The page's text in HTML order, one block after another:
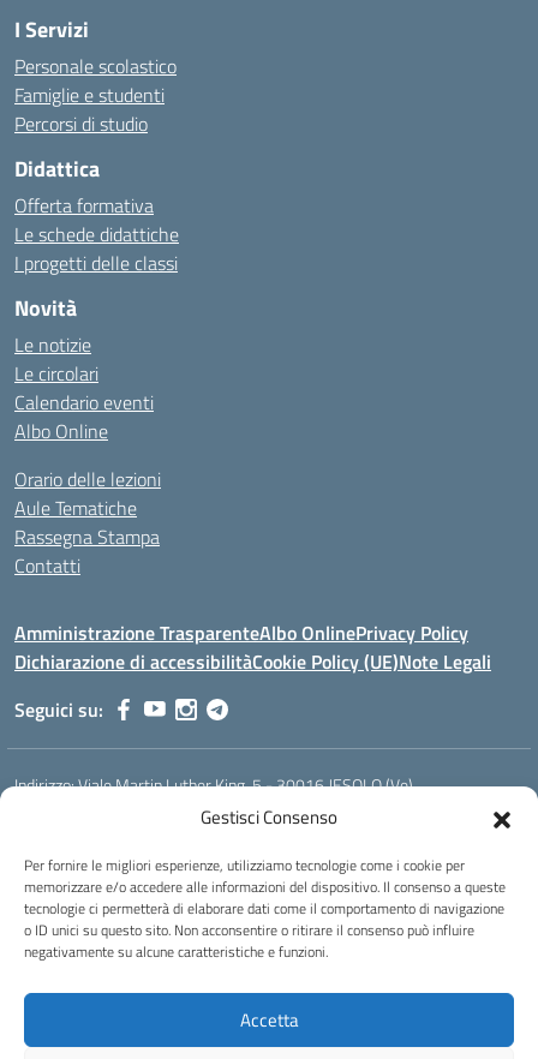
Gestisci Consenso
Per fornire le migliori esperienze, utilizziamo tecnologie come i cookie per
memorizzare e/o accedere alle informazioni del dispositivo. Il consenso a queste
tecnologie ci permetterà di elaborare dati come il comportamento di navigazione
o ID unici su questo sito. Non acconsentire o ritirare il consenso può influire
negativamente su alcune caratteristiche e funzioni.
Accetta
I Servizi
Personale scolastico
Famiglie e studenti
Percorsi di studio
Didattica
Offerta formativa
Le schede didattiche
I progetti delle classi
Novità
Le notizie
Le circolari
Calendario eventi
Albo Online
Orario delle lezioni
Aule Tematiche
Rassegna Stampa
Contatti
Amministrazione TrasparenteAlbo OnlinePrivacy Policy
Dichiarazione di accessibilitàCookie Policy (UE)Note Legali
Seguici su:
Indirizzo:Viale Martin Luther King, 5 - 30016 JESOLO (Ve)
Email:verh020008@istruzione.it
Codice fiscale: 93023530277
Codice meccanografico:VERH020008
Codice Indice delle Pubbliche Amministrazioni (IPA): istsc_verh020008
Codice unico di fatturazione (CUF): UFBI5A
Istituto professionale di Stato per l'enogastronomia e l'ospitalità
IPSEOA - ''Elena Cornaro"